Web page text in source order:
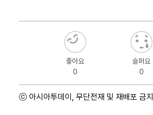
좋아요
0
슬퍼요
0
ⓒ 아시아투데이, 무단전재 및 재배포 금지